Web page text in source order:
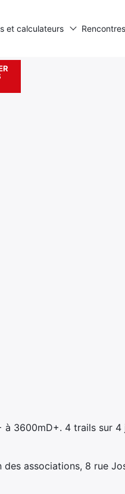
3600mD+. 4 trails sur
associations, 8 rue
et calculateurs Rencontres